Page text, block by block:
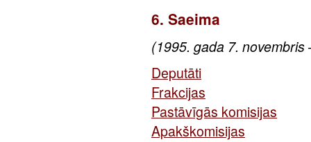
6. Saeima
(1995. gada 7.
Deputāti
Frakcijas
Pastāvīgās komisijas
Apakškomisijas